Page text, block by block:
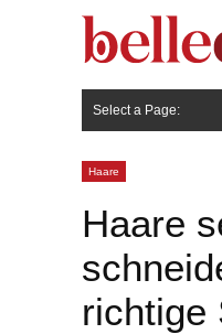
Select a Page:
Haare
Haare
richtige